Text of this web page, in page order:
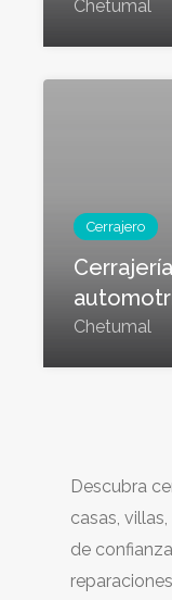
Chetumal
Cerrajero
Chetumal
Descubra
casas,
de